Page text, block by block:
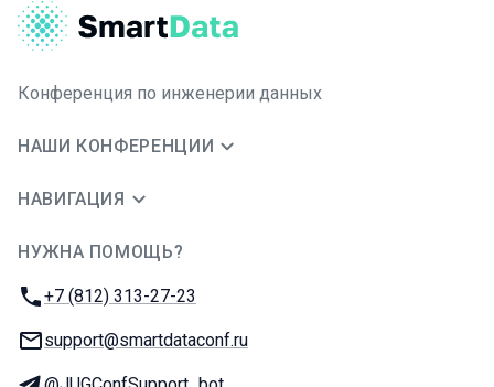
Конференция по инженерии данных
НАШИ КОНФЕРЕНЦИИ
НАВИГАЦИЯ
НУЖНА ПОМОЩЬ?
Телефон:
+7 (812) 313-27-23
E-mail:
support@smartdataconf.ru